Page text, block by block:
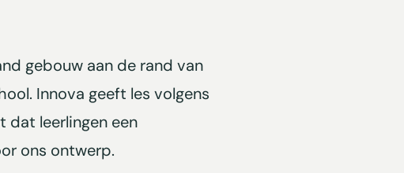
gebouw aan de rand van
Innova geeft les volgens
dat leerlingen een
ons ontwerp.